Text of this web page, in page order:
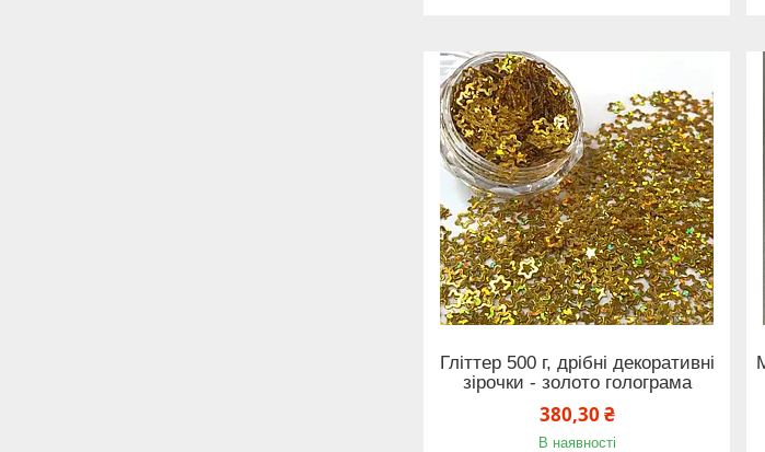
Гліттер 500 г, дрібні декоративні
зірочки - золото голограма
380,30 ₴
В наявності